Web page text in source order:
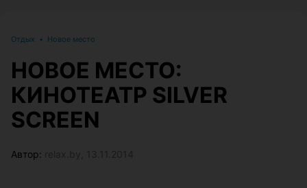
Отдых • Новое место
НОВОЕ МЕСТО:
КИНОТЕАТР SILVER
SCREEN
Автор: